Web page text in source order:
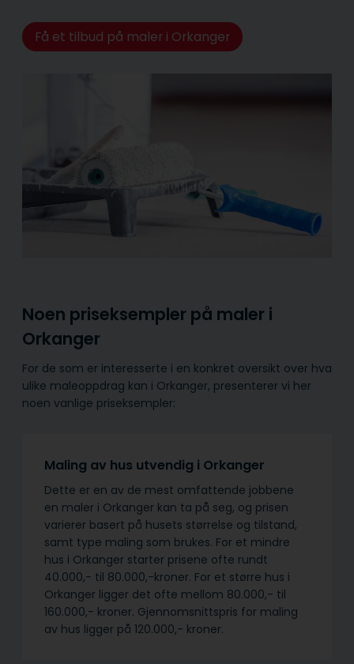
Få et tilbud på maler i Orkanger
Noen priseksempler på maler i
Orkanger
For de som er interesserte i en konkret oversikt over hva
ulike maleoppdrag kan i Orkanger, presenterer vi her
noen vanlige priseksempler:
Maling av hus utvendig i Orkanger
Dette er en av de mest omfattende jobbene
en maler i Orkanger kan ta på seg, og prisen
varierer basert på husets størrelse og tilstand,
samt type maling som brukes. For et mindre
hus i Orkanger starter prisene ofte rundt
40.000,- til 80.000,-kroner. For et større hus i
Orkanger ligger det ofte mellom 80.000,- til
160.000,- kroner. Gjennomsnittspris for maling
av hus ligger på 120.000,- kroner.